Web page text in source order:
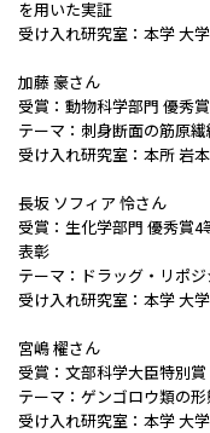
を用いた実証
受け入れ研究室：本学 大
加藤 豪さん
受賞：動物科学部門 優秀
テーマ：刺身断面の筋原
受け入れ研究室：本所 岩
長坂 ソフィア 怜さん
受賞：生化学部門 優秀賞
表彰
テーマ：ドラッグ・リポ
受け入れ研究室：本学 大
宮嶋 櫂さん
受賞：文部科学大臣特別賞
テーマ：ゲンゴロウ類の
受け入れ研究室：本学 大